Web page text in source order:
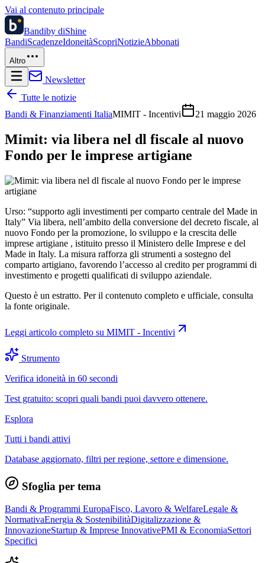
Vai al contenuto principale
Bandiby diShine
BandiScadenzeIdoneitàScopriNotizieAbbonati
Altro
Newsletter
Tutte le notizie
Bandi & Finanziamenti ItaliaMIMIT - Incentivi 21 maggio 2026
Mimit: via libera nel dl fiscale al nuovo
Fondo per le imprese artigiane
Urso: “supporto agli investimenti per comparto centrale del Made in
Italy” Via libera, nell’ambito della conversione del decreto fiscale, al
nuovo Fondo per la promozione, lo sviluppo e la crescita delle
imprese artigiane , istituito presso il Ministero delle Imprese e del
Made in Italy. La misura rafforza gli strumenti a sostegno del
comparto artigiano, favorendo l’accesso al credito per programmi di
investimento e progetti qualificati di sviluppo aziendale.
Questo è un estratto. Per il contenuto completo e ufficiale, consulta
la fonte originale.
Leggi articolo completo su MIMIT - Incentivi
Strumento
Verifica idoneità in 60 secondi
Test gratuito: scopri quali bandi puoi davvero ottenere.
Esplora
Tutti i bandi attivi
Database aggiornato, filtri per regione, settore e dimensione.
Sfoglia per tema
Bandi & Programmi EuropaFisco, Lavoro & WelfareLegale &
NormativaEnergia & SostenibilitàDigitalizzazione &
InnovazioneStartup & Imprese InnovativePMI & EconomiaSettori
Specifici